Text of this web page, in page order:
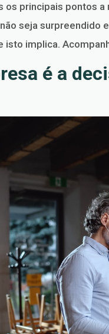
os principais pontos
seja surpreendido
isto implica.
é a